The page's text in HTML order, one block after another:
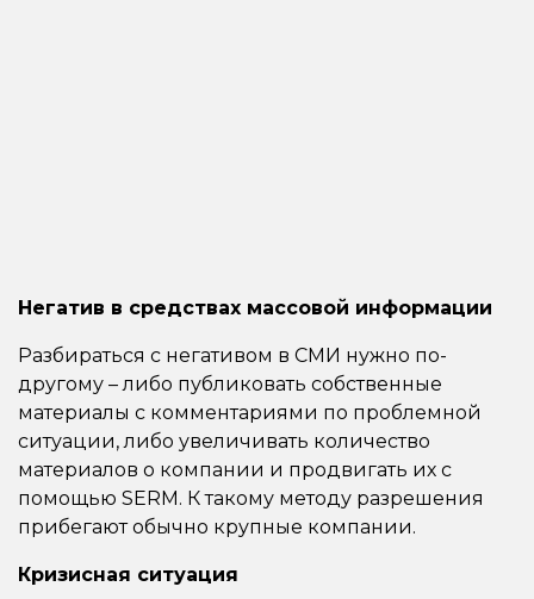
Негатив в средствах массовой информации
Разбираться с негативом в СМИ нужно по-
другому – либо публиковать собственные
материалы с комментариями по проблемной
ситуации, либо увеличивать количество
материалов о компании и продвигать их с
помощью SERM. К такому методу разрешения
прибегают обычно крупные компании.
Кризисная ситуация